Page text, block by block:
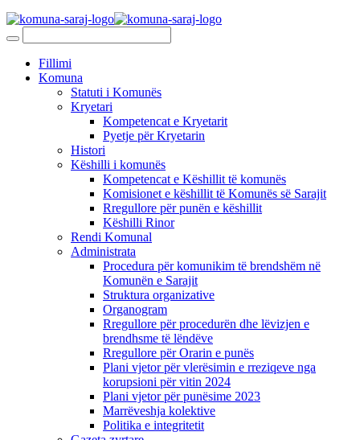
Fillimi
Komuna
Statuti i Komunës
Kryetari
Kompetencat e Kryetarit
Pyetje për Kryetarin
Histori
Këshilli i komunës
Kompetencat e Këshillit të komunës
Komisionet e këshillit të Komunës së Sarajit
Rregullore për punën e këshillit
Këshilli Rinor
Rendi Komunal
Administrata
Procedura për komunikim të brendshëm në
Komunën e Sarajit
Struktura organizative
Organogram
Rregullore për procedurën dhe lëvizjen e
brendhsme të lëndëve
Rregullore për Orarin e punës
Plani vjetor për vlerësimin e rreziqeve nga
korupsioni për vitin 2024
Plani vjetor për punësime 2023
Marrëveshja kolektive
Politika e integritetit